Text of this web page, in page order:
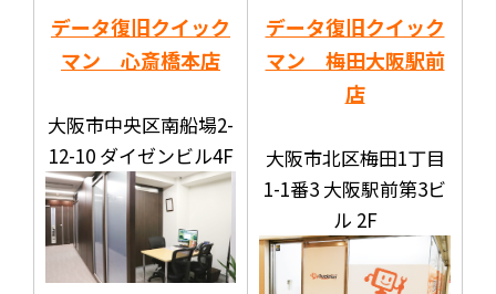
データ復旧クイック
マン 心斎橋本店
大阪市中央区南船場2-
12-10 ダイゼンビル4F
データ復旧クイック
マン 梅田大阪駅前
店
大阪市北区梅田1丁目
1-1番3 大阪駅前第3ビ
ル 2F